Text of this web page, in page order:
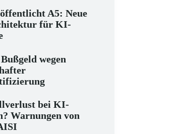
A5: Neue
für KI-
wegen
bei KI-
Warnungen von